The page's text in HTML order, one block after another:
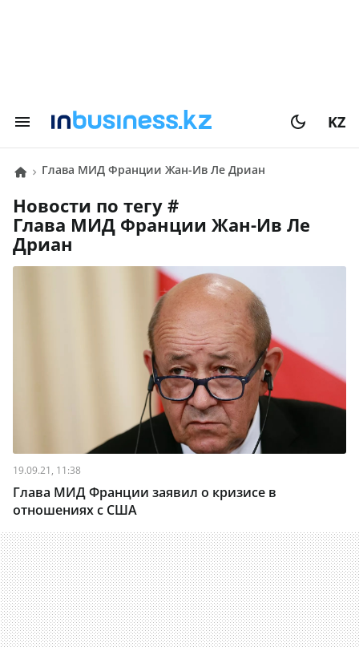
KZ
глава МИД Франции Жан-Ив Ле Дриан
Новости по тегу #
глава МИД Франции Жан-Ив Ле
Дриан
19.09.21, 11:38
Глава МИД Франции заявил о кризисе в
отношениях с США